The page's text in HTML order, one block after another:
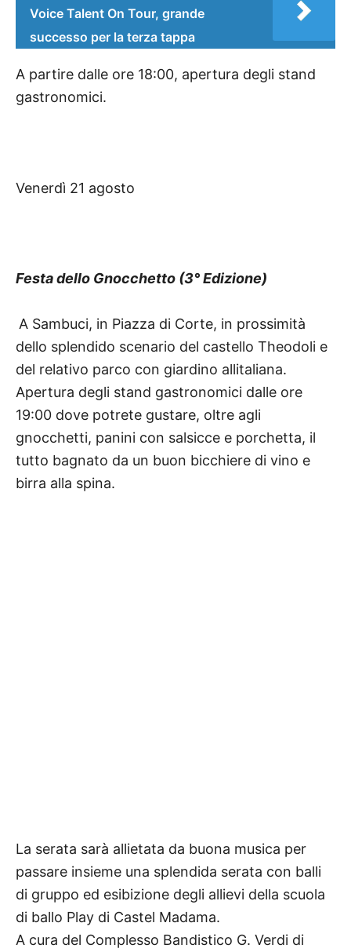
Voice Talent On Tour, grande
successo per la terza tappa
A partire dalle ore 18:00, apertura degli stand
gastronomici.
Venerdì 21 agosto
Festa dello Gnocchetto (3° Edizione)
A Sambuci, in Piazza di Corte, in prossimità
dello splendido scenario del castello Theodoli e
del relativo parco con giardino allitaliana.
Apertura degli stand gastronomici dalle ore
19:00 dove potrete gustare, oltre agli
gnocchetti, panini con salsicce e porchetta, il
tutto bagnato da un buon bicchiere di vino e
birra alla spina.
La serata sarà allietata da buona musica per
passare insieme una splendida serata con balli
di gruppo ed esibizione degli allievi della scuola
di ballo Play di Castel Madama.
A cura del Complesso Bandistico G. Verdi di